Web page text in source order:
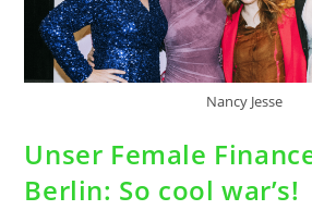
Nancy Jesse
Unser Female
Berlin: So cool war’s!